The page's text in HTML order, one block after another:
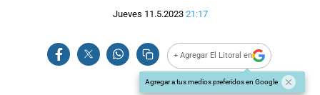
Jueves 11.5.2023 21:17
+ Agregar El Litoral en
Agregar a tus medios preferidos en Google